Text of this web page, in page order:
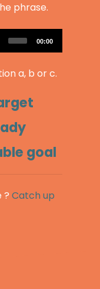
phrase.
Audio
Player
Total
00:00
a, b or c.
goal
? Catch up